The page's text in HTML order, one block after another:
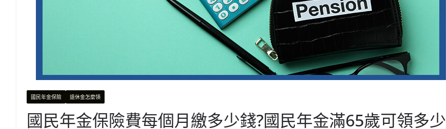
國民年金保險 退休金怎麼領
國民年金保險費每個月繳多少錢?國民年金滿65歲可領多少